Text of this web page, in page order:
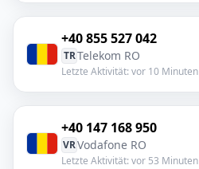
+40 855 527 042
TRTelekom RO
Letzte Aktivität: vor 10 Minuten
+40 147 168 950
VRVodafone RO
Letzte Aktivität: vor 53 Minuten